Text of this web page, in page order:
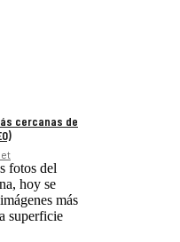
cercanas de
fotos del
hoy se
más
superficie